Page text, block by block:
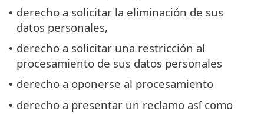
• derecho a solicitar la eliminación de sus
datos personales,
• derecho a solicitar una restricción al
procesamiento de sus datos personales
• derecho a oponerse al procesamiento
• derecho a presentar un reclamo así como